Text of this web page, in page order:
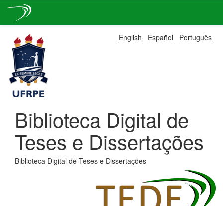
navigation
English Español Português
Biblioteca Digital de
Teses e Dissertações
Biblioteca Digital de Teses e Dissertações